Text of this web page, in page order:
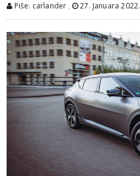
Piše: carlander , 27. Januara 2022.